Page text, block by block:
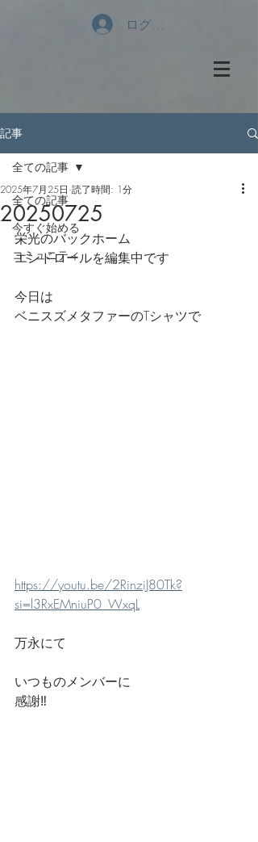
ログイン
記事
全ての記事
今すぐ始める
コミュニティ
全ての記事
20250725
2025年7月25日 読了時間: 1分
栄光のバックホーム
エンドロールを編集中です
今日は
ベニスズメタファーのTシャツで
https://youtu.be/2RinziJ80Tk?
si=l3RxEMniuP0_WxqL
万永にて
いつものメンバーに
感謝‼️